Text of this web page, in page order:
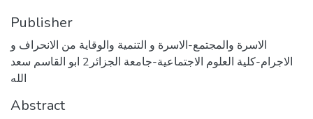
Publisher
الاسرة والمجتمع-الاسرة و التنمية والوقاية من الانحراف و
الاجرام-كلية العلوم الاجتماعية-جامعة الجزائر2 ابو القاسم سعد
الله
Abstract